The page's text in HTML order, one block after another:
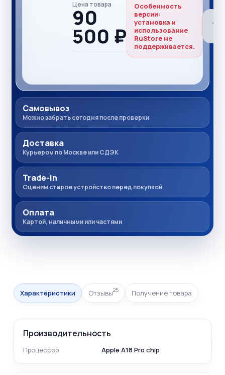
Цена товара
90
500 ₽
Особенность
версии:
установка и
использование
RuStore не
поддерживается.
Самовывоз
Можно забрать сегодня после проверки
Доставка
Курьером по Москве или СДЭК
Trade-in
Оценим старое устройство перед покупкой
Оплата
Картой, наличными или частями
Характеристики Отзывы25 Получение товара
Производительность
Процессор Apple A18 Pro chip